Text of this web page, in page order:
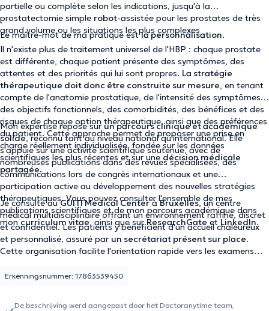
partielle ou complète selon les indications, jusqu'à la
prostatectomie simple robot-assistée pour les prostates de très
grand volume ou les situations les plus complexes
.
Le maître-mot de ma pratique estla personnalisation.
Il n'existe plus de traitement universel de l'HBP : chaque prostate
est différente, chaque patient présente des symptômes, des
attentes et des priorités qui lui sont propres. La stratégie
thérapeutique doit donc être construite sur mesure, en tenant
compte de l'anatomie prostatique, de l'intensité des symptômes,
des objectifs fonctionnels, des comorbidités, des bénéfices et des
risques de chaque option thérapeutique, ainsi que des préférences
du patient. Cette approche permet de proposer une prise en
charge réellement individualisée, fondée sur les données
scientifiques les plus récentes et sur une décision médicale
partagée.
Mon expertise repose sur un parcours clinique et académique
solide, reconnu tant au niveau national qu'international. Elle
s'appuie sur une activité scientifique soutenue, avec de
nombreuses publications dans des revues spécialisées, des
communications lors de congrès internationaux et une
participation active au développement des nouvelles stratégies
thérapeutiques. Vous pouvez consulter l'ensemble de mes
publications scientifiques et de mon parcours académique dans
mon curriculum vitae, ainsi que surResearchGate et LinkedIn.
Je consulte auGUITI Medical CenteràBruxelles, un centre
médical multidisciplinaire offrant un environnement raffiné, discret
et confidentiel. Les patients y bénéficient d'un accueil chaleureux
et personnalisé, assuré par un secrétariat présent sur place.
Cette organisation facilite l'orientation rapide vers les examens
prise en charge coordonnée, fluide et de grande qualité dès le
Erkenningsnummer: 17863539450
De beschrijving werd aangepast door het Doctoranytime team,